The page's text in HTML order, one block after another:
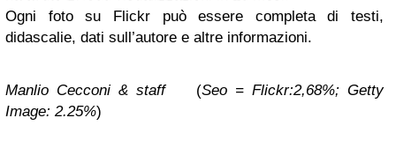
Ogni foto su Flickr può essere completa di testi,
didascalie, dati sull’autore e altre informazioni.
Manlio Cecconi & staff (Seo = Flickr:2,68%; Getty
Image: 2.25%)